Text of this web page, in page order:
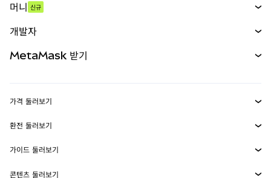
무기한 선물
실물자산
머니 신규
개발자
MetaMask Connect
Snaps
웹3 서비스
MetaMask 받기
보안
가격 둘러보기
이더리움 가격
솔라나 가격
환전 둘러보기
ETH를 USD로 환전
USDT를 INR로 환전
가이드 둘러보기
콘텐츠 둘러보기